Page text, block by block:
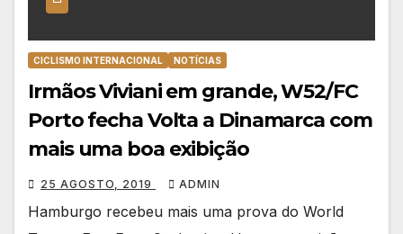
CICLISMO INTERNACIONAL NOTÍCIAS
Irmãos Viviani em grande, W52/FC
Porto fecha Volta a Dinamarca com
mais uma boa exibição
25 AGOSTO, 2019 ADMIN
Hamburgo recebeu mais uma prova do World